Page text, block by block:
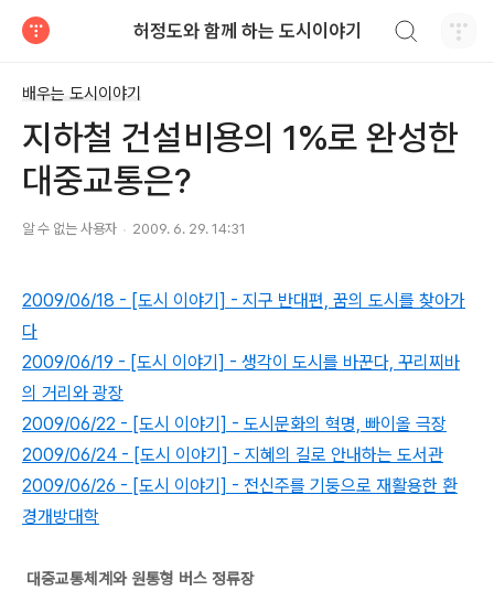
허정도와 함께 하는 도시이야기
배우는 도시이야기
지하철 건설비용의 1%로 완성한
대중교통은?
알 수 없는 사용자 2009. 6. 29. 14:31
2009/06/18 - [도시 이야기] - 지구 반대편, 꿈의 도시를 찾아가
다
2009/06/19 - [도시 이야기] - 생각이 도시를 바꾼다, 꾸리찌바
의 거리와 광장
2009/06/22 - [도시 이야기] - 도시문화의 혁명, 빠이올 극장
2009/06/24 - [도시 이야기] - 지혜의 길로 안내하는 도서관
2009/06/26 - [도시 이야기] - 전신주를 기둥으로 재활용한 환
경개방대학
대중교통체계와 원통형 버스 정류장